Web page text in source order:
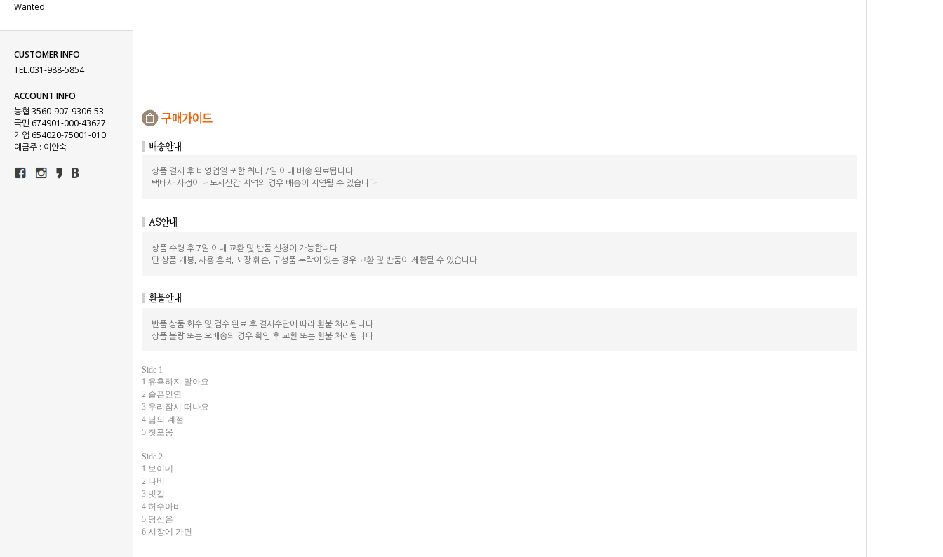
Wanted
CUSTOMER INFO
TEL.031-988-5854
ACCOUNT INFO
농협 3560-907-9306-53
국민 674901-000-43627
기업 654020-75001-010
예금주 : 이안숙
상품 결제 후 비영업일 포함 최대 7일 이내 배송 완료됩니다
택배사 사정이나 도서산간 지역의 경우 배송이 지연될 수 있습니다
상품 수령 후 7일 이내 교환 및 반품 신청이 가능합니다
단 상품 개봉, 사용 흔적, 포장 훼손, 구성품 누락이 있는 경우 교환 및 반품이 제한될 수 있습니다
반품 상품 회수 및 검수 완료 후 결제수단에 따라 환불 처리됩니다
상품 불량 또는 오배송의 경우 확인 후 교환 또는 환불 처리됩니다
Side 1
1.유혹하지 말아요
2.슬픈인연
3.우리잠시 떠나요
4.님의 계절
5.첫포옹
Side 2
1.보이네
2.나비
3.빗길
4.허수아비
5.당신은
6.시장에 가면